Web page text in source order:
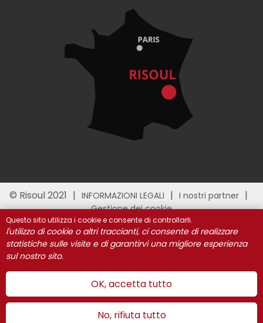
© Risoul 2021 INFORMAZIONI LEGALI
I nostri partner
Gestione dei cookie
Questo sito utilizza i cookie e consente di controllarli.
l'utilizzo di cookie o altri traccianti, ci consente di realizzare
statistiche sulle visite e di garantirvi una migliore esperienza
sul nostro sito.
OK, accetta tutto
No, rifiuta tutto